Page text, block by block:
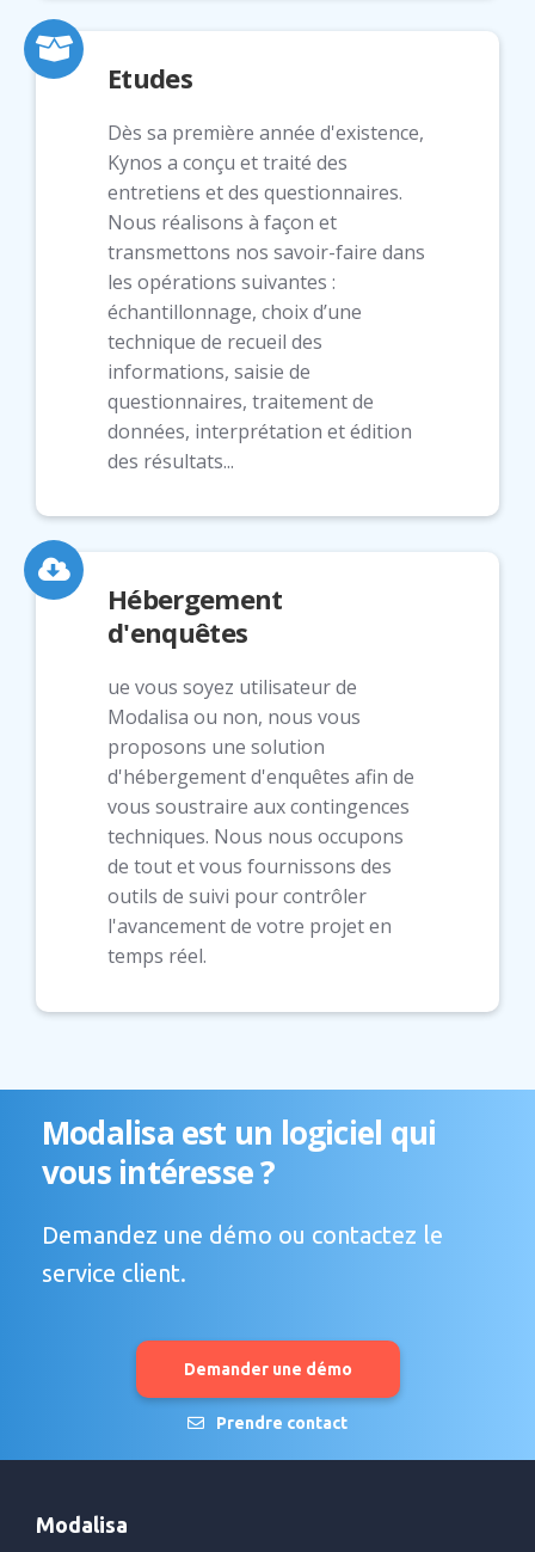
Etudes
Dès sa première année d'existence,
Kynos a conçu et traité des
entretiens et des questionnaires.
Nous réalisons à façon et
transmettons nos savoir-faire dans
les opérations suivantes :
échantillonnage, choix d’une
technique de recueil des
informations, saisie de
questionnaires, traitement de
données, interprétation et édition
des résultats...
Hébergement
d'enquêtes
ue vous soyez utilisateur de
Modalisa ou non, nous vous
proposons une solution
d'hébergement d'enquêtes afin de
vous soustraire aux contingences
techniques. Nous nous occupons
de tout et vous fournissons des
outils de suivi pour contrôler
l'avancement de votre projet en
temps réel.
Modalisa est un logiciel qui
vous intéresse ?
Demandez une démo ou contactez le
service client.
Demander une démo
Prendre contact
Modalisa